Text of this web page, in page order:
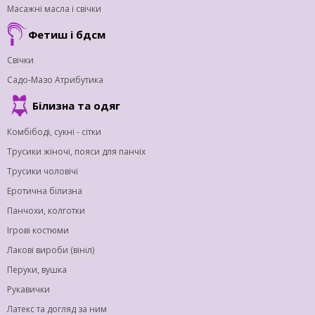
Масажні масла і свічки
Фетиш і бдсм
Свічки
Садо-Мазо Атрибутика
Білизна та одяг
Комбібоді, сукні - сітки
Трусики жіночі, пояси для панчіх
Трусики чоловічі
Еротична білизна
Панчохи, колготки
Ігрові костюми
Лакові вироби (вініл)
Перуки, вушка
Рукавички
Латекс та догляд за ним